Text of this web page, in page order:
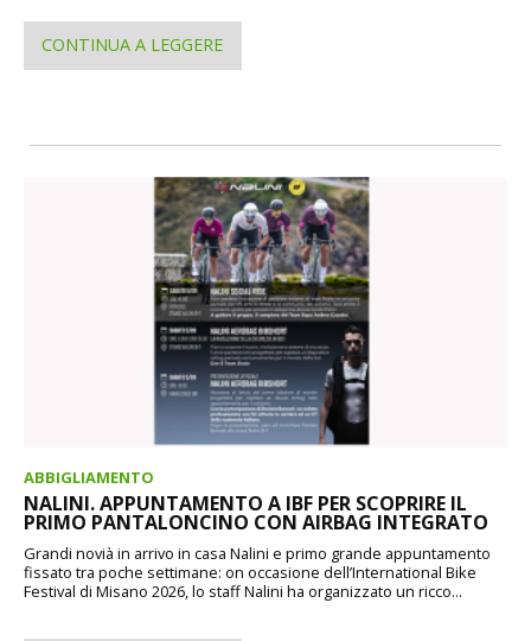
CONTINUA A LEGGERE
ABBIGLIAMENTO
NALINI. APPUNTAMENTO A IBF PER SCOPRIRE IL
PRIMO PANTALONCINO CON AIRBAG INTEGRATO
Grandi novià in arrivo in casa Nalini e primo grande appuntamento
fissato tra poche settimane: on occasione dell’International Bike
Festival di Misano 2026, lo staff Nalini ha organizzato un ricco...